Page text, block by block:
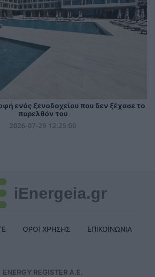
ενός ξενοδοχείου που δεν ξέχασε το
παρελθόν του
2026-07-29 12:25:00
iEnergeia.gr
ΟΡΟΙ ΧΡΗΣΗΣ ΕΠΙΚΟΙΝΩΝΙΑ
ENERGY REGISTER Α.Ε.